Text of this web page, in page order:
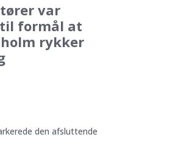
var
til formål at
rykker
den afsluttende